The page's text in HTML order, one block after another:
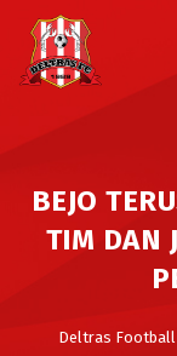
BEJO
TIM DAN
Deltras Football